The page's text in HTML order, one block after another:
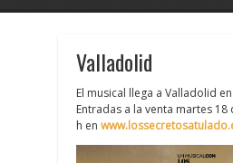
Valladolid
El musical llega a Valladolid
Entradas a la venta martes 18
h en